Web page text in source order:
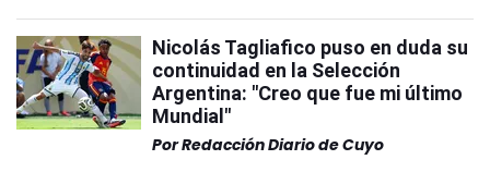
Nicolás Tagliafico puso en duda su
continuidad en la Selección
Argentina: "Creo que fue mi último
Mundial"
PorRedacción Diario de Cuyo